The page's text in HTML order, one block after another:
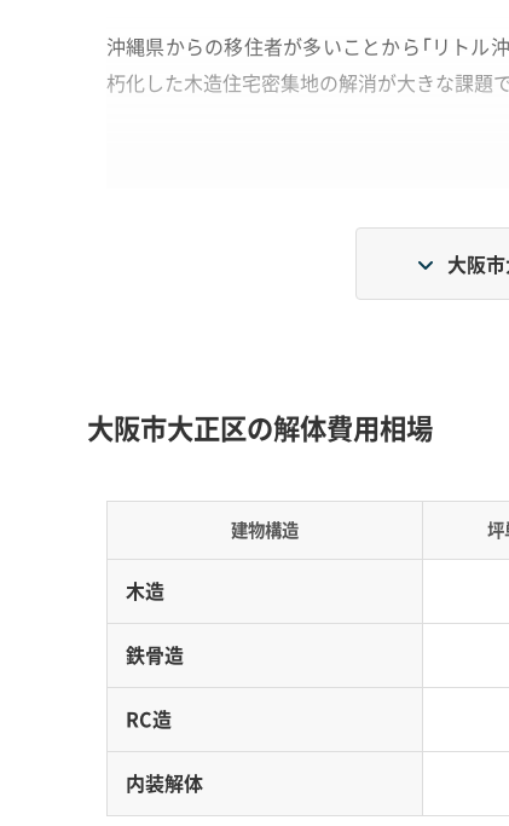
沖縄県からの移住者が多いことから「リトル
朽化した木造住宅密集地の解消が大きな課題で
周囲を川に囲まれ橋梁への依存度が高く、
地帯」です。この地盤の特性上、重機が沈
陸路でのアクセスは千本松大橋
や急勾配があり、工事車両の通行には工夫
ちです。また、区内には7つの公営渡船が
費用への影響：
橋の渋滞で運搬効率が落ち
地盤対策として厚い敷鉄板を敷いたり、あ
が上がる要因にもなります。
大正区のような歴史あるエ
大阪
大阪市大正区の解体費用相場
建物構造 坪
木造
鉄骨造
RC造
内装解体